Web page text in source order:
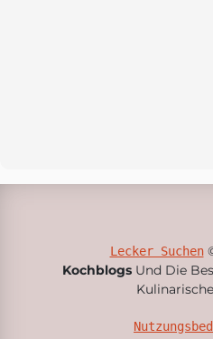
Lecker Suchen
Kochblogs Und Die